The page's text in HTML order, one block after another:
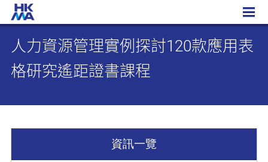
人力資源管理實例探討120款應用表格研究遙距證書課程
人力資源管理實例探討120款應用表
格研究遙距證書課程
資訊一覽